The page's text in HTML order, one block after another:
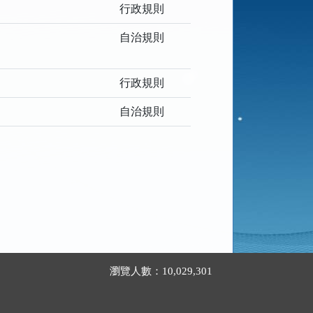
行政規則
自治規則
行政規則
自治規則
瀏覽人數：10,029,301